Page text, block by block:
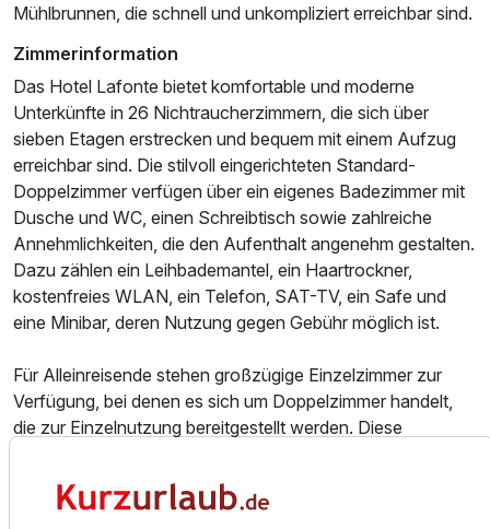
Mühlbrunnen, die schnell und unkompliziert erreichbar sind.
Zimmerinformation
Das Hotel Lafonte bietet komfortable und moderne
Unterkünfte in 26 Nichtraucherzimmern, die sich über
sieben Etagen erstrecken und bequem mit einem Aufzug
erreichbar sind. Die stilvoll eingerichteten Standard-
Doppelzimmer verfügen über ein eigenes Badezimmer mit
Dusche und WC, einen Schreibtisch sowie zahlreiche
Annehmlichkeiten, die den Aufenthalt angenehm gestalten.
Dazu zählen ein Leihbademantel, ein Haartrockner,
kostenfreies WLAN, ein Telefon, SAT-TV, ein Safe und
eine Minibar, deren Nutzung gegen Gebühr möglich ist.
Für Alleinreisende stehen großzügige Einzelzimmer zur
Verfügung, bei denen es sich um Doppelzimmer handelt,
die zur Einzelnutzung bereitgestellt werden. Diese
eine besonders komfortable Übernachtungsmöglichkeit.